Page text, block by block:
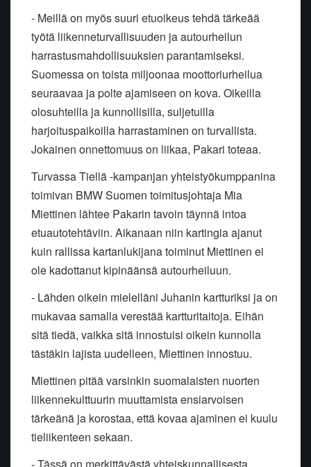
- Meillä on myös suuri etuoikeus tehdä tärkeää
työtä liikenneturvallisuuden ja autourheilun
harrastusmahdollisuuksien parantamiseksi.
Suomessa on toista miljoonaa moottoriurheilua
seuraavaa ja polte ajamiseen on kova. Oikeilla
olosuhteilla ja kunnollisilla, suljetuilla
harjoituspaikoilla harrastaminen on turvallista.
Jokainen onnettomuus on liikaa, Pakari toteaa.
Turvassa Tiellä -kampanjan yhteistyökumppanina
toimivan BMW Suomen toimitusjohtaja Mia
Miettinen lähtee Pakarin tavoin täynnä intoa
etuautotehtäviin. Aikanaan niin kartingia ajanut
kuin rallissa kartanlukijana toiminut Miettinen ei
ole kadottanut kipinäänsä autourheiluun.
- Lähden oikein mielelläni Juhanin kartturiksi ja on
mukavaa samalla verestää kartturitaitoja. Eihän
sitä tiedä, vaikka sitä innostuisi oikein kunnolla
tästäkin lajista uudelleen, Miettinen innostuu.
Miettinen pitää varsinkin suomalaisten nuorten
liikennekulttuurin muuttamista ensiarvoisen
tärkeänä ja korostaa, että kovaa ajaminen ei kuulu
tieliikenteen sekaan.
- Tässä on merkittävästä yhteiskunnallisesta